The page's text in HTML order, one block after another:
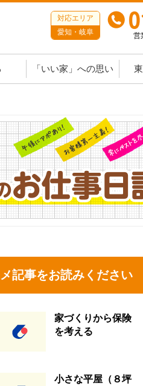
対応エリア
愛知・岐阜
営
「いい家」への思い
記事をお読みください
家づくりから保険
を考える
小さな平屋（８坪